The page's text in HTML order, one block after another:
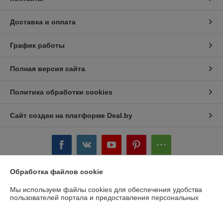
Доставка и оплата
График работы
Полная версия сайта
Политика обработки cookies
Сайт создан на платформе Deal.by
Индивидуальный предприниматель:ИП Чукович Людмила Юрьевна
Обработка файлов cookie
Мы используем файлы cookies для обеспечения удобства
пользователей портала и предоставления персональных